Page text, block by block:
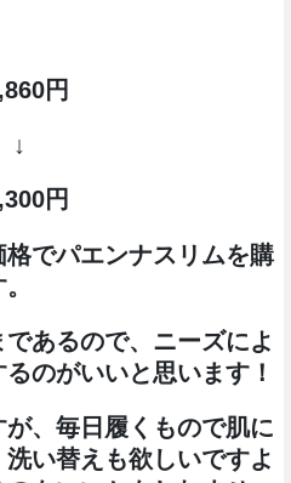
円
↓
円
でパエンナスリムを購
あるので、ニーズによ
のがいいと思います！
、毎日履くもので肌に
い替えも欲しいですよ